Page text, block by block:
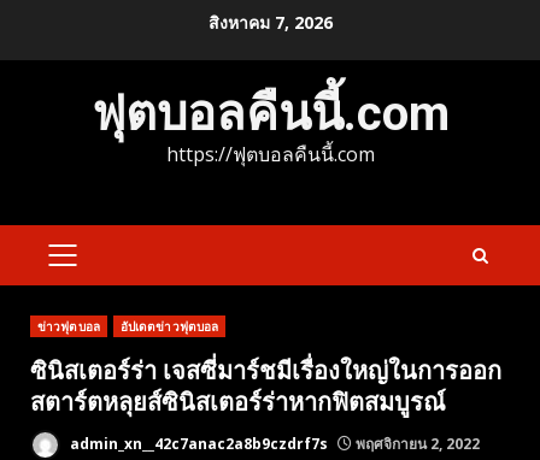
สิงหาคม 7, 2026
ฟุตบอลคืนนี้.com
https://ฟุตบอลคืนนี้.com
PRIMARY
ข่าวฟุตบอล อัปเดตข่าวฟุตบอล
ซินิสเตอร์ร่า เจสซี่มาร์ชมีเรื่องใหญ่ในการออก
สตาร์ตหลุยส์ซินิสเตอร์ร่าหากฟิตสมบูรณ์
admin_xn__42c7anac2a8b9czdrf7s
พฤศจิกายน 2, 2022